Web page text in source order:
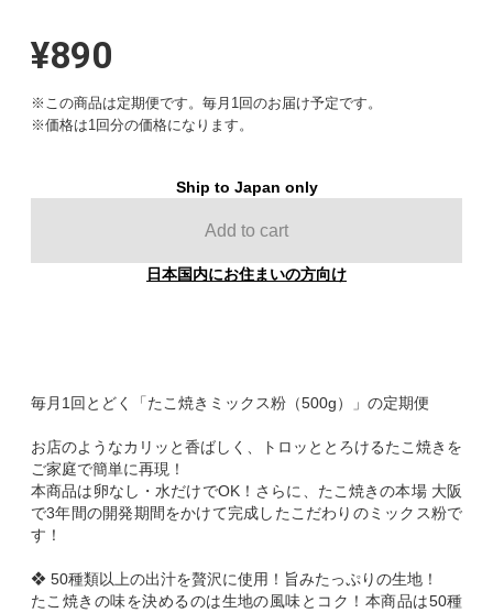
¥890
※この商品は定期便です。毎月1回のお届け予定です。
※価格は1回分の価格になります。
Ship to Japan only
Add to cart
日本国内にお住まいの方向け
毎月1回とどく「たこ焼きミックス粉（500g）」の定期便
お店のようなカリッと香ばしく、トロッととろけるたこ焼きを
ご家庭で簡単に再現！
本商品は卵なし・水だけでOK！さらに、たこ焼きの本場 大阪
で3年間の開発期間をかけて完成したこだわりのミックス粉で
す！
❖ 50種類以上の出汁を贅沢に使用！旨みたっぷりの生地！
たこ焼きの味を決めるのは生地の風味とコク！本商品は50種